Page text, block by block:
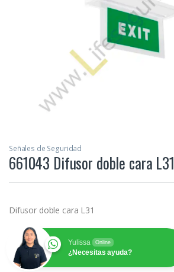
Señales de Seguridad
661043 Difusor doble cara L31
Difusor doble cara L31
Yulissa Online
¿Necesitas ayuda?